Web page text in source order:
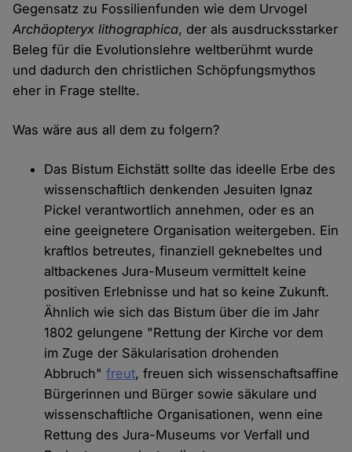
Gegensatz zu Fossilienfunden wie dem Urvogel
Archäopteryx lithographica, der als ausdrucksstarker
Beleg für die Evolutionslehre weltberühmt wurde
und dadurch den christlichen Schöpfungsmythos
eher in Frage stellte.
Was wäre aus all dem zu folgern?
Das Bistum Eichstätt sollte das ideelle Erbe des
wissenschaftlich denkenden Jesuiten Ignaz
Pickel verantwortlich annehmen, oder es an
eine geeignetere Organisation weitergeben. Ein
kraftlos betreutes, finanziell geknebeltes und
altbackenes Jura-Museum vermittelt keine
positiven Erlebnisse und hat so keine Zukunft.
Ähnlich wie sich das Bistum über die im Jahr
1802 gelungene "Rettung der Kirche vor dem
im Zuge der Säkularisation drohenden
Abbruch"freut, freuen sich wissenschaftsaffine
Bürgerinnen und Bürger sowie säkulare und
wissenschaftliche Organisationen, wenn eine
Rettung des Jura-Museums vor Verfall und